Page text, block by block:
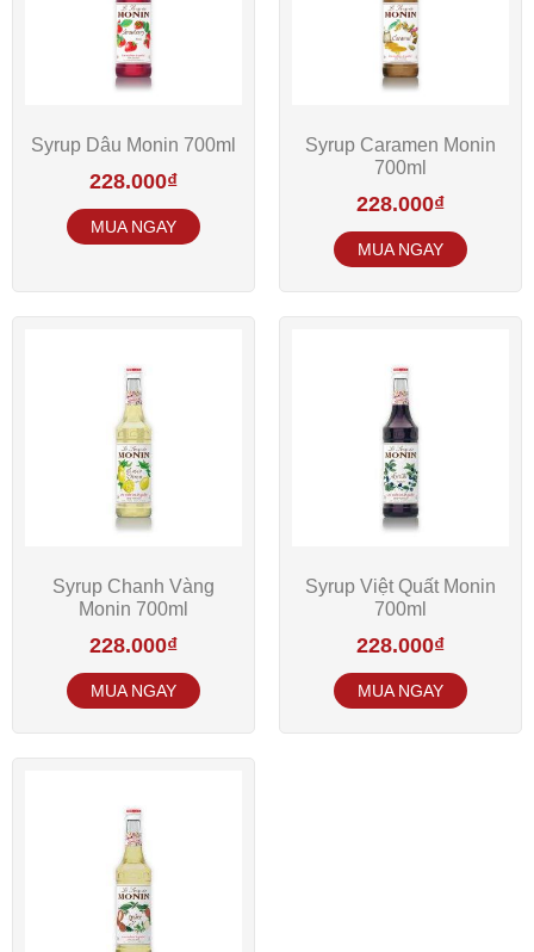
Syrup Dâu Monin 700ml
228.000₫
Syrup Caramen Monin
700ml
228.000₫
Syrup Chanh Vàng
Monin 700ml
228.000₫
Syrup Việt Quất Monin
700ml
228.000₫